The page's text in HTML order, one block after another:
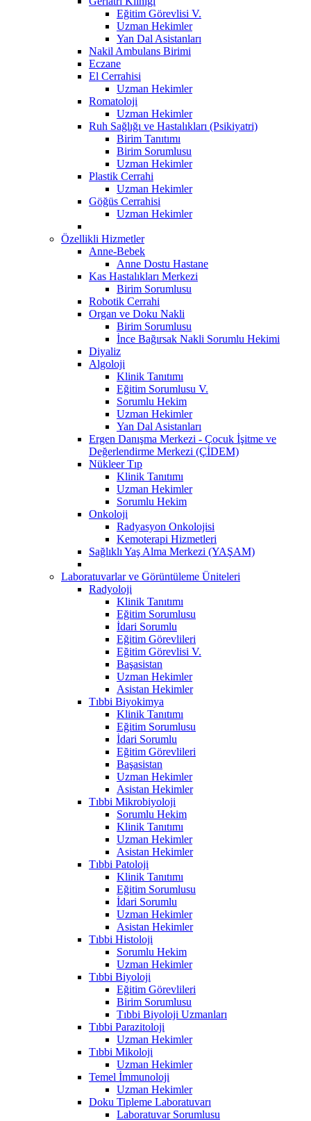
Eğitim Görevlisi V.
Uzman Hekimler
Yan Dal Asistanları
Nakil Ambulans Birimi
Eczane
El Cerrahisi
Uzman Hekimler
Romatoloji
Uzman Hekimler
Ruh Sağlığı ve Hastalıkları (Psikiyatri)
Birim Tanıtımı
Birim Sorumlusu
Uzman Hekimler
Plastik Cerrahi
Uzman Hekimler
Göğüs Cerrahisi
Uzman Hekimler
Özellikli Hizmetler
Anne-Bebek
Anne Dostu Hastane
Kas Hastalıkları Merkezi
Birim Sorumlusu
Robotik Cerrahi
Organ ve Doku Nakli
Birim Sorumlusu
İnce Bağırsak Nakli Sorumlu Hekimi
Diyaliz
Algoloji
Klinik Tanıtımı
Eğitim Sorumlusu V.
Sorumlu Hekim
Uzman Hekimler
Yan Dal Asistanları
Ergen Danışma Merkezi - Çocuk İşitme ve
Değerlendirme Merkezi (ÇİDEM)
Nükleer Tıp
Klinik Tanıtımı
Uzman Hekimler
Sorumlu Hekim
Onkoloji
Radyasyon Onkolojisi
Kemoterapi Hizmetleri
Sağlıklı Yaş Alma Merkezi (YAŞAM)
Laboratuvarlar ve Görüntüleme Üniteleri
Radyoloji
Klinik Tanıtımı
Eğitim Sorumlusu
İdari Sorumlu
Eğitim Görevlileri
Eğitim Görevlisi V.
Başasistan
Uzman Hekimler
Asistan Hekimler
Tıbbi Biyokimya
Klinik Tanıtımı
Eğitim Sorumlusu
İdari Sorumlu
Eğitim Görevlileri
Başasistan
Uzman Hekimler
Asistan Hekimler
Tıbbi Mikrobiyoloji
Sorumlu Hekim
Klinik Tanıtımı
Uzman Hekimler
Asistan Hekimler
Tıbbi Patoloji
Klinik Tanıtımı
Eğitim Sorumlusu
İdari Sorumlu
Uzman Hekimler
Asistan Hekimler
Tıbbi Histoloji
Sorumlu Hekim
Uzman Hekimler
Tıbbi Biyoloji
Eğitim Görevlileri
Birim Sorumlusu
Tıbbi Biyoloji Uzmanları
Tıbbi Parazitoloji
Uzman Hekimler
Tıbbi Mikoloji
Uzman Hekimler
Temel İmmunoloji
Uzman Hekimler
Doku Tipleme Laboratuvarı
Laboratuvar Sorumlusu